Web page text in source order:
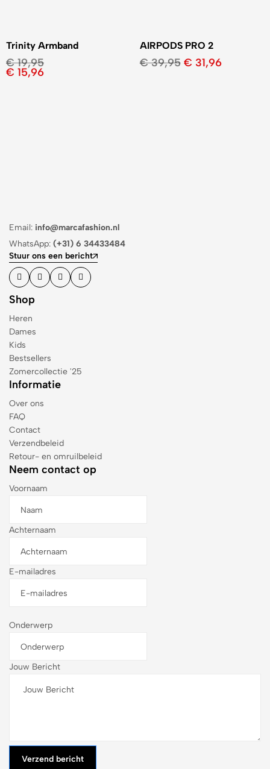
Trinity Armband
€19,95
€ 15,96
AIRPODS PRO 2
€39,95 € 31,96
Email: info@marcafashion.nl
WhatsApp: (+31) 6 34433484
Stuur ons een bericht
Shop
Heren
Dames
Kids
Bestsellers
Zomercollectie '25
Informatie
Over ons
FAQ
Contact
Verzendbeleid
Retour- en omruilbeleid
Neem contact op
Voornaam
Achternaam
E-mailadres
Onderwerp
Jouw Bericht
Verzend bericht